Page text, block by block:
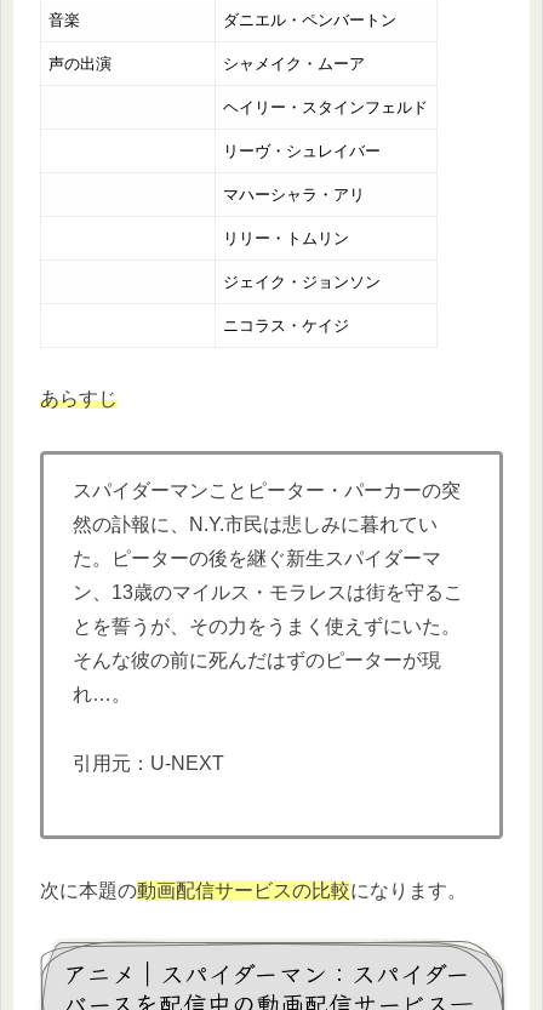
音楽 ダニエル・ペンバートン
声の出演 シャメイク・ムーア
ヘイリー・スタインフェルド
リーヴ・シュレイバー
マハーシャラ・アリ
リリー・トムリン
ジェイク・ジョンソン
ニコラス・ケイジ
あらすじ
スパイダーマンことピーター・パーカーの突
然の訃報に、N.Y.市民は悲しみに暮れてい
た。ピーターの後を継ぐ新生スパイダーマ
ン、13歳のマイルス・モラレスは街を守るこ
とを誓うが、その力をうまく使えずにいた。
そんな彼の前に死んだはずのピーターが現
れ…。
引用元：U-NEXT
次に本題の動画配信サービスの比較になります。
アニメ｜スパイダーマン：スパイダー